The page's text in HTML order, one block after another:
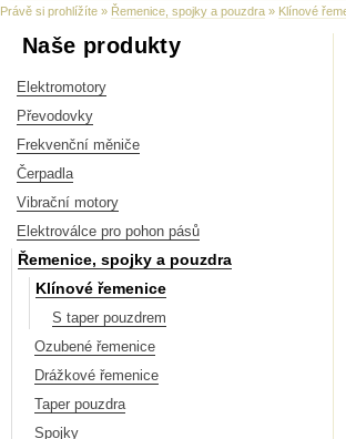
Právě si prohlížíte » Řemenice, spojky a pouzdra » Klínové
Naše produkty
Elektromotory
Převodovky
Frekvenční měniče
Čerpadla
Vibrační motory
Elektroválce pro pohon pásů
Řemenice, spojky a pouzdra
Klínové řemenice
S taper pouzdrem
Ozubené řemenice
Drážkové řemenice
Taper pouzdra
Spojky